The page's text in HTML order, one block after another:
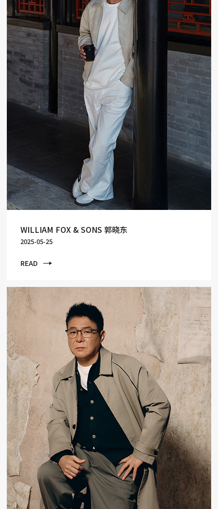
WILLIAM FOX & SONS 郭晓东
2025-05-25
READ